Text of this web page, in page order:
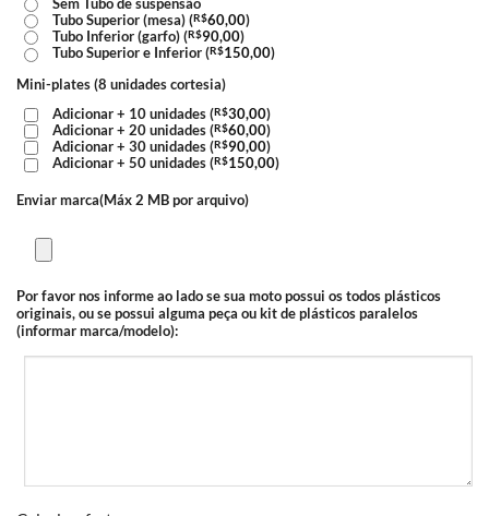
Tubo Superior (mesa) (R$60,00)
Tubo Inferior (garfo) (R$90,00)
Tubo Superior e Inferior (R$150,00)
Mini-plates (8 unidades cortesia)
Adicionar + 10 unidades (R$30,00)
Adicionar + 20 unidades (R$60,00)
Adicionar + 30 unidades (R$90,00)
Adicionar + 50 unidades (R$150,00)
Enviar marca(Máx 2 MB por arquivo)
Por favor nos informe ao lado se sua moto possui os todos plásticos
originais, ou se possui alguma peça ou kit de plásticos paralelos
(informar marca/modelo):